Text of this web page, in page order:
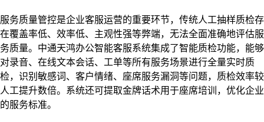
服务质量管控是企业客服运营的重要环节，传统人工抽样质检存
在覆盖率低、效率低、主观性强等弊端，无法全面准确地评估服
务质量。中通天鸿办公智能客服系统集成了智能质检功能，能够
对录音、在线文本会话、工单等所有服务场景进行全量实时质
检，识别敏感词、客户情绪、座席服务漏洞等问题，质检效率较
人工提升数倍。系统还可提取金牌话术用于座席培训，优化企业
的服务标准。